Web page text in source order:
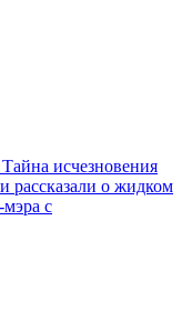
Тайна исчезновения
рассказали о жидком
мэра с